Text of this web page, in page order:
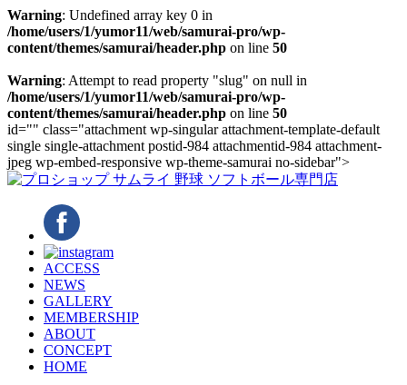
Warning: Undefined array key 0 in
/home/users/1/yumor11/web/samurai-pro/wp-
content/themes/samurai/header.php on line 50
Warning: Attempt to read property "slug" on null in
/home/users/1/yumor11/web/samurai-pro/wp-
content/themes/samurai/header.php on line 50
id="" class="attachment wp-singular attachment-template-default
single single-attachment postid-984 attachmentid-984 attachment-
jpeg wp-embed-responsive wp-theme-samurai no-sidebar">
ACCESS
NEWS
GALLERY
MEMBERSHIP
ABOUT
CONCEPT
HOME